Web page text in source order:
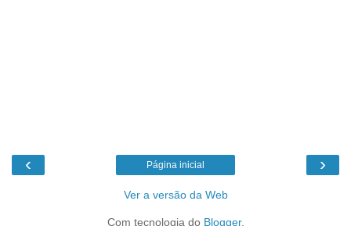
‹ ›
Página inicial
Ver a versão da Web
Com tecnologia do Blogger.